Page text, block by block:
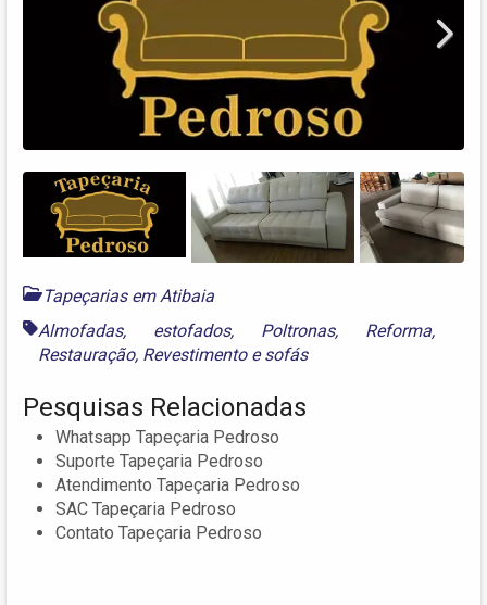
Tapeçarias em Atibaia
Almofadas, estofados, Poltronas, Reforma,
Restauração, Revestimentoesofás
Pesquisas Relacionadas
Whatsapp Tapeçaria Pedroso
Suporte Tapeçaria Pedroso
Atendimento Tapeçaria Pedroso
SAC Tapeçaria Pedroso
Contato Tapeçaria Pedroso